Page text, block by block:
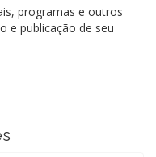
programas e outros
e publicação de seu